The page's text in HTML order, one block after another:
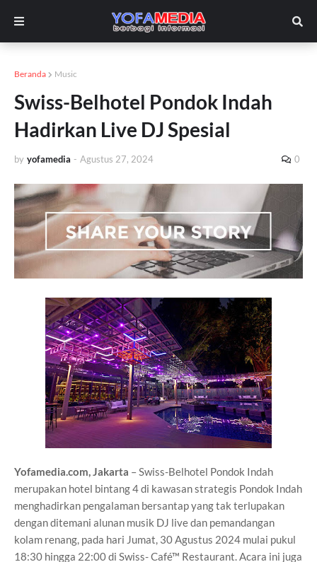
Beranda Music
Swiss-Belhotel Pondok Indah
Hadirkan Live DJ Spesial
by yofamedia - Agustus 27, 2024 0
Yofamedia.com, Jakarta – Swiss-Belhotel Pondok Indah
merupakan hotel bintang 4 di kawasan strategis Pondok Indah
menghadirkan pengalaman bersantap yang tak terlupakan
dengan ditemani alunan musik DJ live dan pemandangan
kolam renang, pada hari Jumat, 30 Agustus 2024 mulai pukul
18:30 hingga 22:00 di Swiss- Café™ Restaurant. Acara ini juga